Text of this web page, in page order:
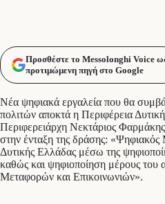
Προσθέστε το Messolonghi Voice
προτιμώμενη πηγή στο Google
Νέα ψηφιακά εργαλεία που θα
πολιτών αποκτά η Περιφέρεια
Περιφερειάρχη Νεκτάριος
στην ένταξη της δράσης:
Δυτικής Ελλάδας μέσω της
καθώς και ψηφιοποίηση μέρους του
Μεταφορών και Επικοινωνιών».